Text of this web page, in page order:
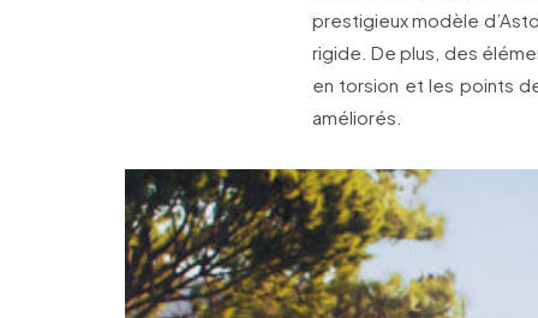
prestigieux modèle
rigide. De plus, des
en torsion et les points
améliorés.